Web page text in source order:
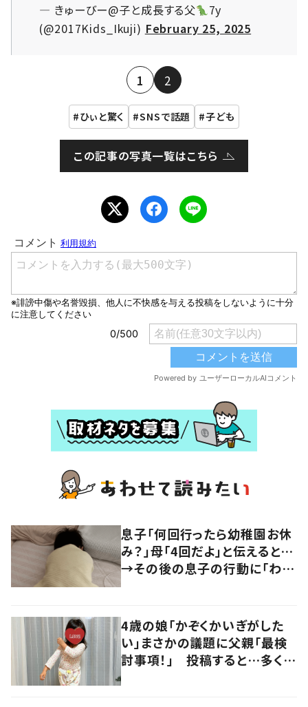
— きゅーびー@子と成長する父
7y
(@2017Kids_Ikuji) February 25, 2025
1 2
ひぃと驚く SNSで話題 子ども
この記事の写真一覧はこちら
息子「何回行ったら幼稚園お休
み？」母「4回だよ」と伝えると…
→その後の息子の行動に「わか
4歳の娘「かぞくかいぎがした
い」まさかの議題に父親「最検
討事項！」 投稿すると…多くの